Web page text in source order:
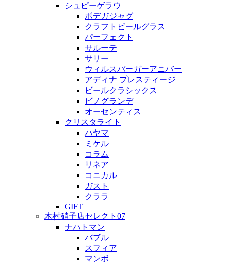
シュピーゲラウ
ボデガジャグ
クラフトビールグラス
パーフェクト
サルーテ
サリー
ウィルスバーガーアニバー
アディナ プレスティージ
ビールクラシックス
ビノグランデ
オーセンティス
クリスタライト
ハヤマ
ミケル
コラム
リネア
コニカル
ガスト
クララ
GIFT
木村硝子店セレクト07
ナハトマン
バブル
スフィア
マンボ